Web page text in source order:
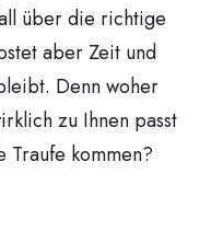
über die richtige
aber Zeit und
Denn woher
zu Ihnen passt
Traufe kommen?